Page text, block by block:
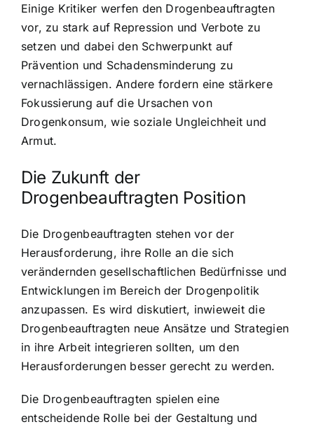
Einige Kritiker werfen den Drogenbeauftragten
vor, zu stark auf Repression und Verbote zu
setzen und dabei den Schwerpunkt auf
Prävention und Schadensminderung zu
vernachlässigen. Andere fordern eine stärkere
Fokussierung auf die Ursachen von
Drogenkonsum, wie soziale Ungleichheit und
Armut.
Die Zukunft der
Drogenbeauftragten Position
Die Drogenbeauftragten stehen vor der
Herausforderung, ihre Rolle an die sich
verändernden gesellschaftlichen Bedürfnisse und
Entwicklungen im Bereich der Drogenpolitik
anzupassen. Es wird diskutiert, inwieweit die
Drogenbeauftragten neue Ansätze und Strategien
in ihre Arbeit integrieren sollten, um den
Herausforderungen besser gerecht zu werden.
Die Drogenbeauftragten spielen eine
entscheidende Rolle bei der Gestaltung und